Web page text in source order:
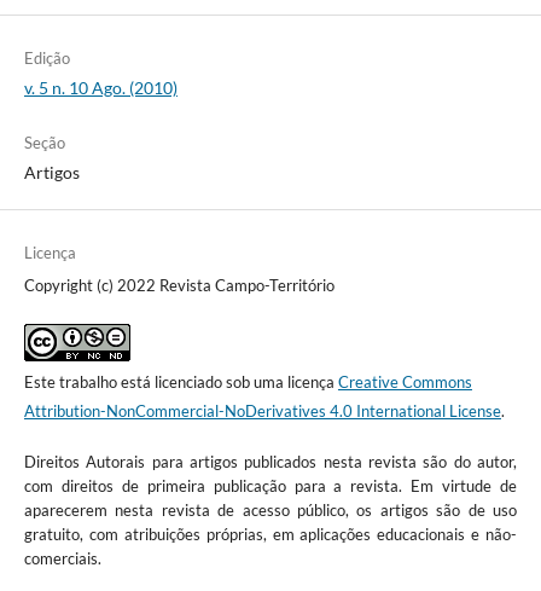
Edição
v. 5 n. 10 Ago. (2010)
Seção
Artigos
Licença
Copyright (c) 2022 Revista Campo-Território
Este trabalho está licenciado sob uma licença Creative Commons
Attribution-NonCommercial-NoDerivatives 4.0 International License.
Direitos Autorais para artigos publicados nesta revista são do autor,
com direitos de primeira publicação para a revista. Em virtude de
aparecerem nesta revista de acesso público, os artigos são de uso
gratuito, com atribuições próprias, em aplicações educacionais e não-
comerciais.